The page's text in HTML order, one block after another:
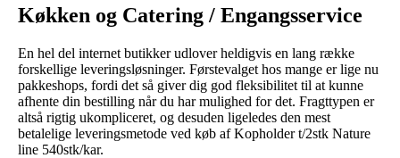
Køkken og Catering / Engangsservice
En hel del internet butikker udlover heldigvis en lang række
forskellige leveringsløsninger. Førstevalget hos mange er lige nu
pakkeshops, fordi det så giver dig god fleksibilitet til at kunne
afhente din bestilling når du har mulighed for det. Fragttypen er
altså rigtig ukompliceret, og desuden ligeledes den mest
betalelige leveringsmetode ved køb af Kopholder t/2stk Nature
line 540stk/kar.